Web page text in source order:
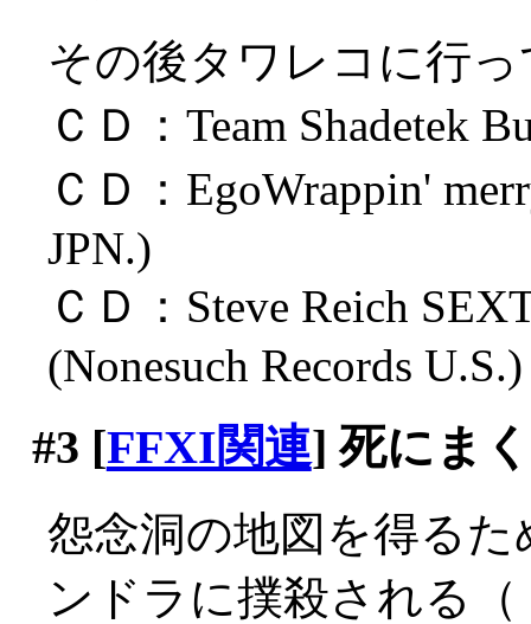
その後タワレコに行
ＣＤ：Team Shadetek
ＣＤ：EgoWrappin'
JPN.)
ＣＤ：Steve Reich
(Nonesuch Records U.S.)
#3 [FFXI関連] 死にま
怨念洞の地図を得る
ンドラに撲殺される（